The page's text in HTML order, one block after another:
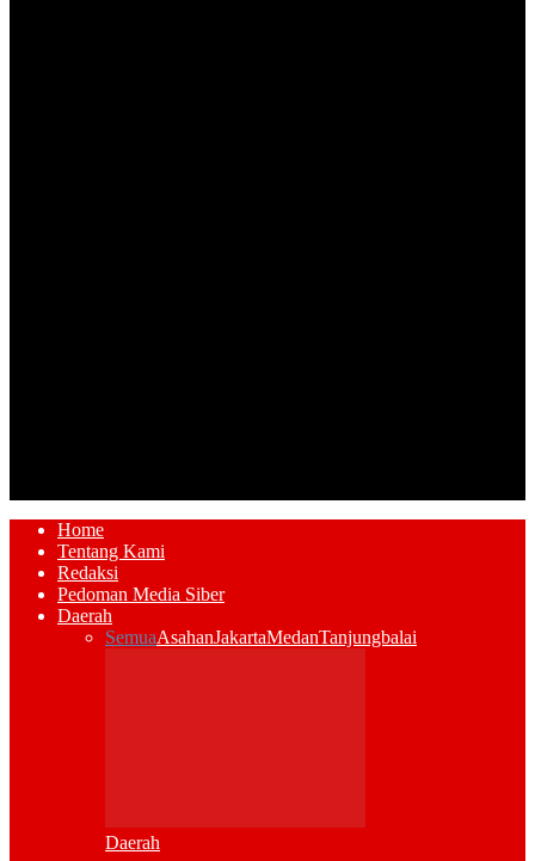
Home
Tentang Kami
Redaksi
Pedoman Media Siber
Daerah
SemuaAsahanJakartaMedanTanjungbalai
Daerah